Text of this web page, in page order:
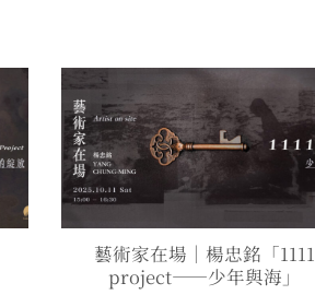
藝術家在場｜楊忠銘「1111
project——少年與海」